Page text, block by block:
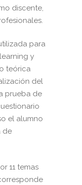
discente,
para
y
teórica
del
prueba de
el alumno
de
11 temas